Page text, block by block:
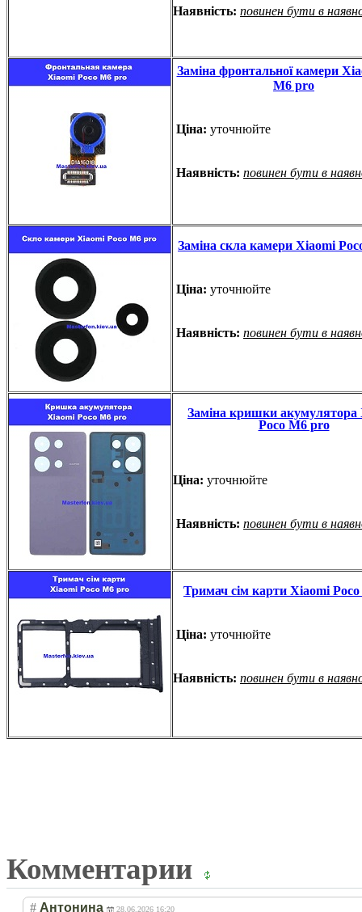
Наявність: повинен бути в
Заміна фронтальної камери
M6 pro
Ціна: уточнюйте
Наявність: повинен бути в
Заміна скла камери Xiaomi
Ціна: уточнюйте
Наявність: повинен бути в
Заміна кришки акумулятора
Poco M6 pro
Ціна: уточнюйте
Наявність: повинен бути в
Тримач сім карти Xiaomi
Ціна: уточнюйте
Наявність: повинен бути в
Комментарии
# Антонина 28.06.2026 16:20